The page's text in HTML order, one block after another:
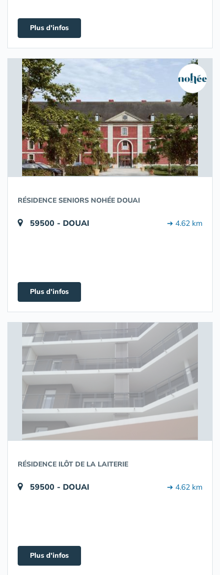
Plus d'infos
RÉSIDENCE SENIORS NOHÉE DOUAI
59500 - DOUAI ➔ 4.62 km
Plus d'infos
RÉSIDENCE ILÔT DE LA LAITERIE
59500 - DOUAI ➔ 4.62 km
Plus d'infos